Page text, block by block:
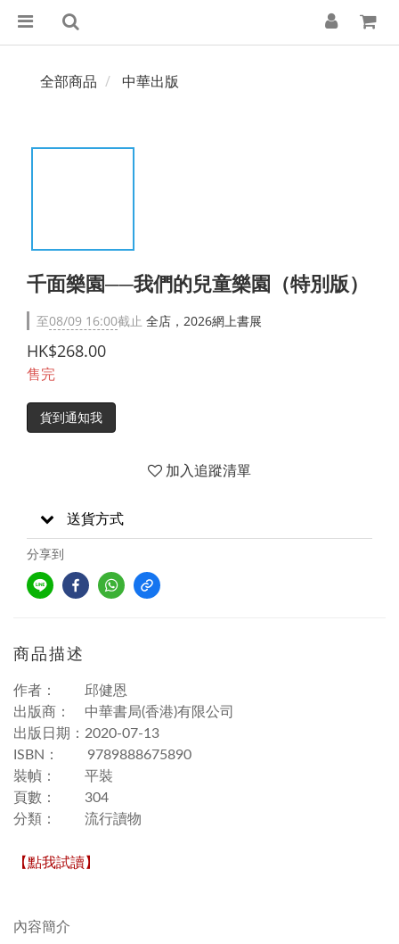
全部商品 中華出版
千面樂園──我們的兒童樂園（特別版）
至08/09 16:00截止 全店，2026網上書展
HK$268.00
售完
貨到通知我
加入追蹤清單
送貨方式
分享到
商品描述
作者： 邱健恩
出版商： 中華書局(香港)有限公司
出版日期：2020-07-13
ISBN： 9789888675890
裝幀： 平裝
頁數： 304
分類： 流行讀物
【點我試讀】
內容簡介